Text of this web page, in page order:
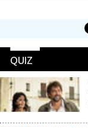
QUIZ